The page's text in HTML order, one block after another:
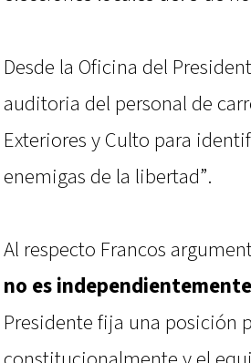
Desde la Oficina del
auditoria del personal de
Exteriores y Culto para
enemigas de la libertad”.
Al respecto Francos
no es
Presidente fija una posición